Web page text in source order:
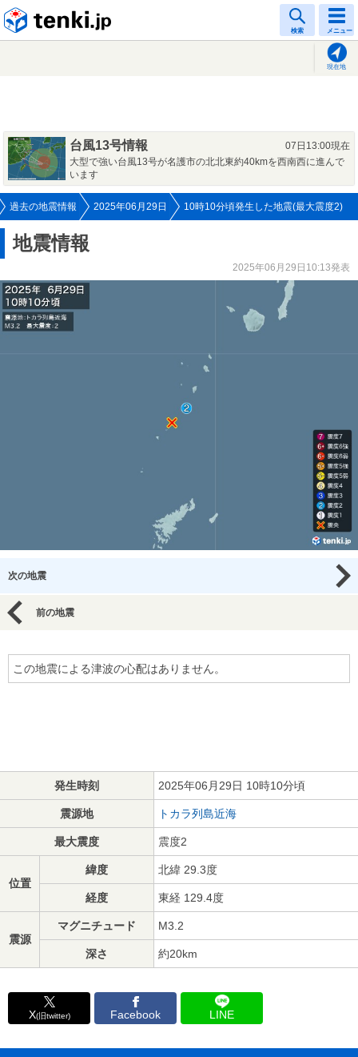
検索 メニュー
現在地
台風13号情報
07日13:00現在
大型で強い台風13号が名護市の北北東約40kmを西南西に進んで
います
過去の地震情報 2025年06月29日 10時10分頃発生した地震(最大震度2)
地震情報
2025年06月29日10:13発表
次の地震
前の地震
この地震による津波の心配はありません。
発生時刻 2025年06月29日 10時10分頃
震源地 トカラ列島近海
最大震度 震度2
位置
緯度 北緯 29.3度
経度 東経 129.4度
震源
マグニチュード M3.2
深さ 約20km
X(旧twitter) Facebook LINE